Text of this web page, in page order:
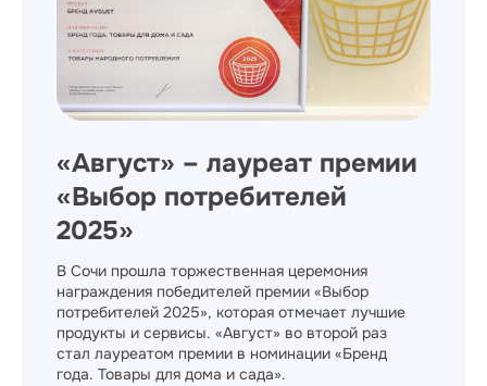
​«Август» – лауреат премии
«Выбор потребителей
2025»
В Сочи прошла торжественная церемония
награждения победителей премии «Выбор
потребителей 2025», которая отмечает лучшие
продукты и сервисы. «Август» во второй раз
стал лауреатом премии в номинации «Бренд
года. Товары для дома и сада».